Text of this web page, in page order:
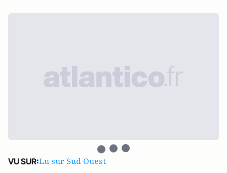
VU SUR:Lu sur Sud Ouest